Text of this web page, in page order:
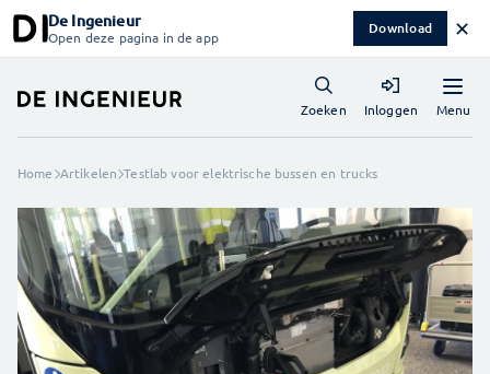
De Ingenieur
Open deze pagina in de app Download ✕
Menu
Zoeken Inloggen
Home Artikelen Testlab voor elektrische bussen en trucks